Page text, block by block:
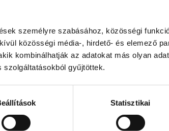
személyre szabásához, közösségi
közösségi média-, hirdető- és elemező
kombinálhatják az adatokat más olyan
gyűjtöttek.
Statisztikai